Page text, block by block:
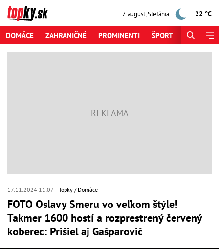
7. august,Štefánia 22 °C
DOMÁCE ZAHRANIČNÉ PROMINENTI ŠPORT
17.11.2024 11:07 Topky Domáce
FOTO Oslavy Smeru vo veľkom štýle!
Takmer 1600 hostí a rozprestrený červený
koberec: Prišiel aj Gašparovič